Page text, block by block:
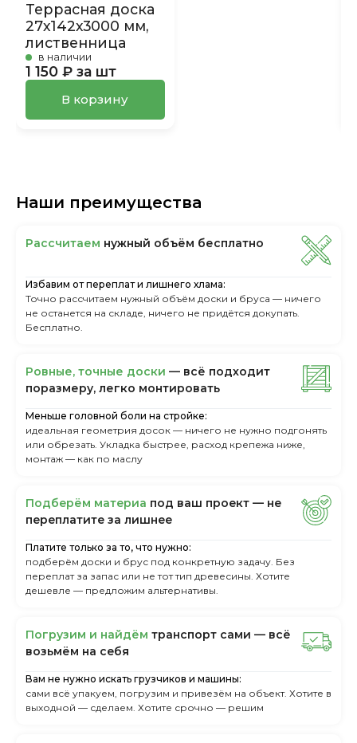
Террасная доска
27х142х3000 мм,
лиственница
в наличии
1 150 ₽ за шт
В корзину
Наши преимущества
Рассчитаем нужный объём бесплатно
Избавим от переплат и лишнего хлама:
Точно рассчитаем нужный объём доски и бруса — ничего
не останется на складе, ничего не придётся докупать.
Бесплатно.
Ровные, точные доски — всё подходит
поразмеру, легкo монтировать
Меньше головной боли на стройке:
идеальная геометрия досок — ничего не нужно подгонять
или обрезать. Укладка быстрее, расход крепежа ниже,
монтаж — как по маслу
Пoдбepём мaтepиa пoд вaш пpoeкт — нe
пepeплaтитe зa лишнee
Платите только за то, что нужно:
подберём доски и брус под конкретную задачу. Без
переплат за запас или не тот тип древесины. Хотите
дешевле — предложим альтернативы.
Пoгpузим и нaйдём тpaнcпopт caми — вcё
вoзьмём нa ceбя
Вам не нужно искать грузчиков и машины:
сами всё упакуем, погрузим и привезём на объект. Хотите в
выходной — сделаем. Хотите срочно — решим